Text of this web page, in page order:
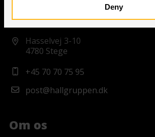
Deny
Kontakt
Hasselvej 3-10
4780 Stege
+45 70 70 75 95
post@hallgruppen.dk
Om os